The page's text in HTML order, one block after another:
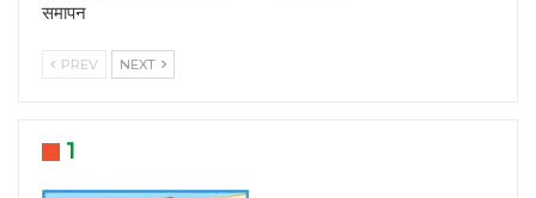
समापन
PREV NEXT
1